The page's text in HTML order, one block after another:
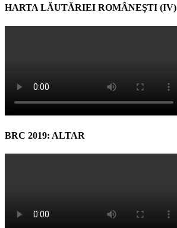
HARTA LĂUTĂRIEI ROMÂNEŞTI (IV)
BRC 2019: ALTAR